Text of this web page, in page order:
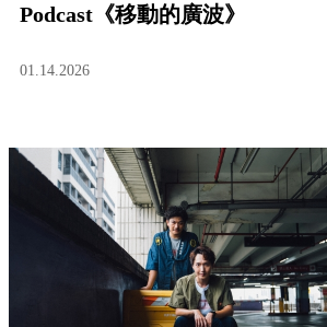
Podcast《移動的廣波》
01.14.2026